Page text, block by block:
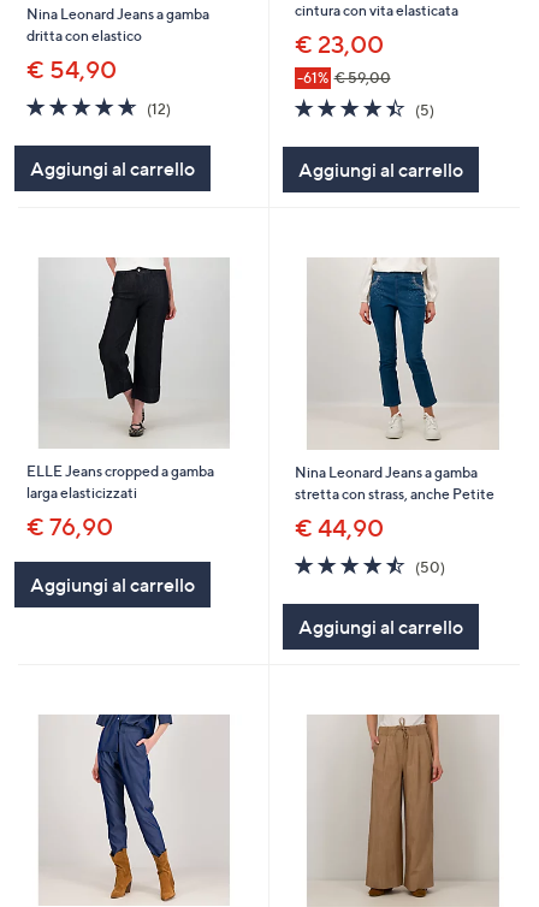
Nina Leonard Jeans a gamba
dritta con elastico
€ 54,90
4.6
of
5
Stars
(12)12
Aggiungi al carrello
cintura con vita elasticata
€ 23,00
-61% € 59,00
4.4
of
5
Stars
(5)5
Aggiungi al carrello
ELLE Jeans cropped a gamba
larga elasticizzati
€ 76,90
Aggiungi al carrello
Nina Leonard Jeans a gamba
stretta con strass, anche Petite
€ 44,90
4.4
of
5
Stars
(50)50
Aggiungi al carrello